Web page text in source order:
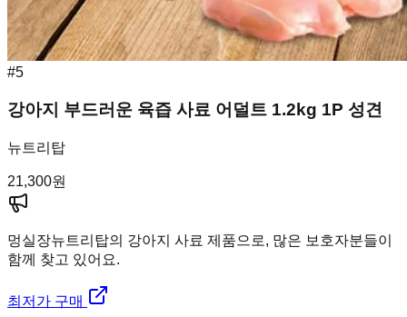
#5
강아지 부드러운 육즙 사료 어덜트 1.2kg 1P 성견
뉴트리탑
21,300원
멍실장뉴트리탑의 강아지 사료 제품으로, 많은 보호자분들이
함께 찾고 있어요.
최저가 구매